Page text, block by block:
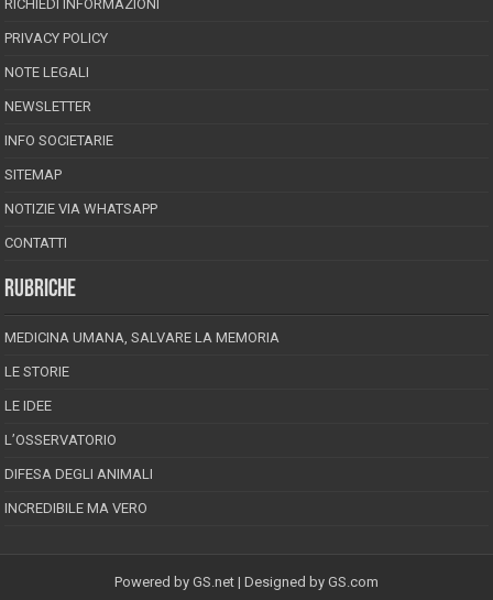
RICHIEDI INFORMAZIONI
PRIVACY POLICY
NOTE LEGALI
NEWSLETTER
INFO SOCIETARIE
SITEMAP
NOTIZIE VIA WHATSAPP
CONTATTI
RUBRICHE
MEDICINA UMANA, SALVARE LA MEMORIA
LE STORIE
LE IDEE
L’OSSERVATORIO
DIFESA DEGLI ANIMALI
INCREDIBILE MA VERO
Powered by GS.net | Designed by GS.com